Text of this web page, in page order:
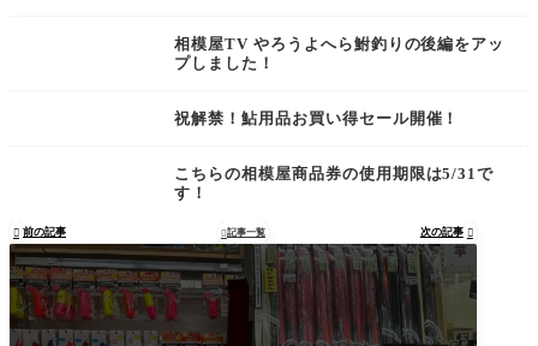
相模屋TV やろうよへら鮒釣りの後編をアッ
プしました！
祝解禁！鮎用品お買い得セール開催！
こちらの相模屋商品券の使用期限は5/31で
す！
 前の記事 記事一覧 次の記事 